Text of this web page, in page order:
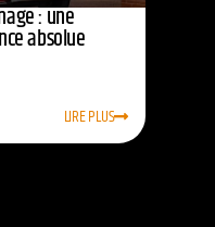
: une
absolue
LIRE PLUS